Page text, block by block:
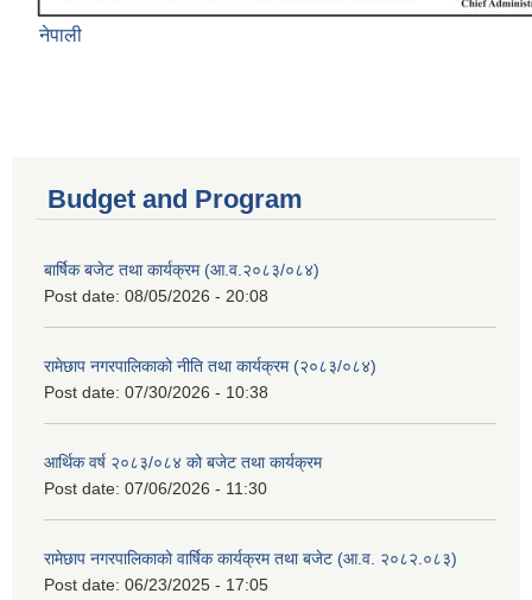
नेपाली
Budget and Program
बार्षिक बजेट तथा कार्यक्रम (आ.व.२०८३/०८४)
Post date: 08/05/2026 - 20:08
रामेछाप नगरपालिकाको नीति तथा कार्यक्रम (२०८३/०८४)
Post date: 07/30/2026 - 10:38
आर्थिक वर्ष २०८३/०८४ को बजेट तथा कार्यक्रम
Post date: 07/06/2026 - 11:30
रामेछाप नगरपालिकाको वार्षिक कार्यक्रम तथा बजेट (आ.व. २०८२.०८३)
Post date: 06/23/2025 - 17:05